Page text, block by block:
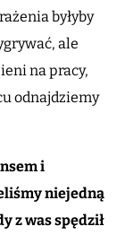
byłyby
ale
na pracy,
odnajdziemy
i
niejedną
z was spędził